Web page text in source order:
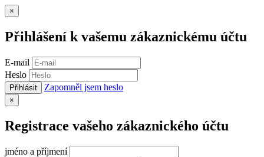
×
Přihlášení k vašemu zákaznickému účtu
E-mail
Heslo
Přihlásit Zapomněl jsem heslo
×
Registrace vašeho zákaznického účtu
jméno a příjmení